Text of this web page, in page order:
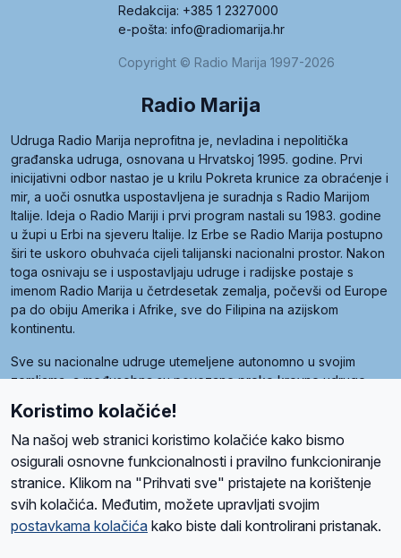
Redakcija: +385 1 2327000
e-pošta: info@radiomarija.hr
Copyright © Radio Marija 1997-2026
Radio Marija
Udruga Radio Marija neprofitna je, nevladina i nepolitička
građanska udruga, osnovana u Hrvatskoj 1995. godine. Prvi
inicijativni odbor nastao je u krilu Pokreta krunice za obraćenje i
mir, a uoči osnutka uspostavljena je suradnja s Radio Marijom
Italije. Ideja o Radio Mariji i prvi program nastali su 1983. godine
u župi u Erbi na sjeveru Italije. Iz Erbe se Radio Marija postupno
širi te uskoro obuhvaća cijeli talijanski nacionalni prostor. Nakon
toga osnivaju se i uspostavljaju udruge i radijske postaje s
imenom Radio Marija u četrdesetak zemalja, počevši od Europe
pa do obiju Amerika i Afrike, sve do Filipina na azijskom
kontinentu.
Sve su nacionalne udruge utemeljene autonomno u svojim
zemljama, a međusobna su povezane preko krovne udruge
Radio Maria). Svjetsku obitelj utemeljilo je sedam članica, među
kojima je i hrvatska Udruga Radio Marija.
O namaRadio ProgramVolonteriPrijateljiKontaktPravila privatnosti
Koristimo kolačiće!
Na našoj web stranici koristimo kolačiće kako bismo
osigurali osnovne funkcionalnosti i pravilno funkcioniranje
stranice. Klikom na "Prihvati sve" pristajete na korištenje
svih kolačića. Međutim, možete upravljati svojim
postavkama kolačića kako biste dali kontrolirani pristanak.